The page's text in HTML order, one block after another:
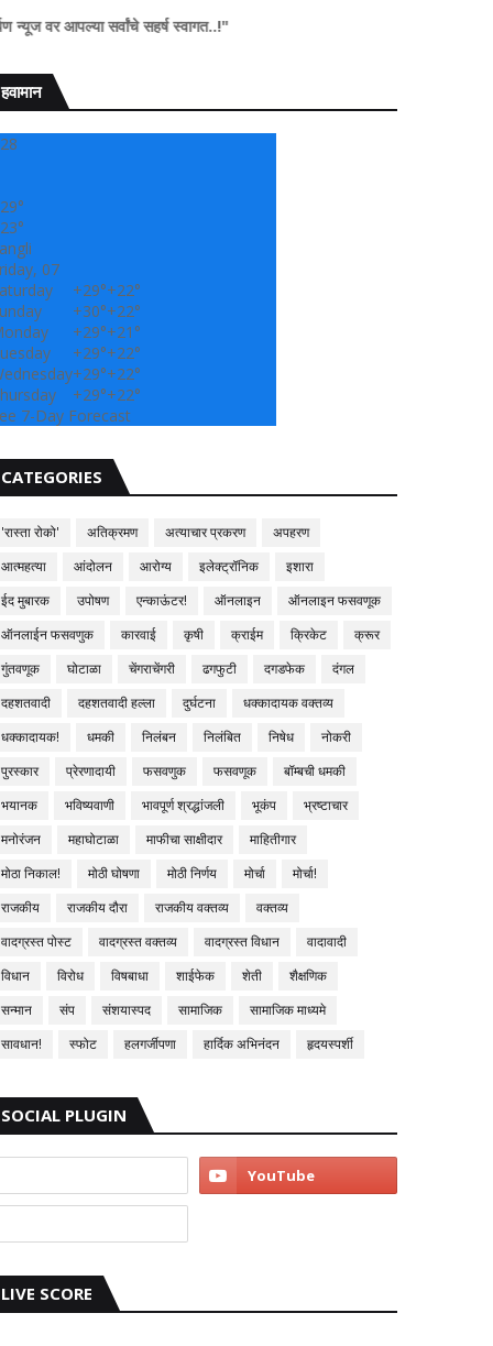
सर्वांचे सहर्ष स्वागत..!"
हवामान
28
29°
23°
07
+29°+22°
+30°+22°
+29°+21°
+29°+22°
+29°+22°
+29°+22°
7-Day Forecast
CATEGORIES
'रास्ता रोको' अतिक्रमण अत्याचार प्रकरण
अपहरण
आत्महत्या
आंदोलन आरोग्य इलेक्ट्रॉनिक
इशारा
ईद मुबारक
उपोषण एन्काऊंटर! ऑनलाइन
ऑनलाइन फसवणूक
ऑनलाईन फसवणुक
कारवाई कृषी क्राईम क्रिकेट
क्रूर
गुंतवणूक
घोटाळा चेंगराचेंगरी ढगफुटी दगडफेक
दंगल
दहशतवादी
दहशतवादी हल्ला दुर्घटना
धक्कादायक वक्तव्य
धक्कादायक!
धमकी निलंबन निलंबित निषेध
नोकरी
पुरस्कार
प्रेरणादायी फसवणुक फसवणूक
बॉम्बची धमकी
भयानक
भविष्यवाणी भावपूर्ण श्रद्धांजली भूकंप
भ्रष्टाचार
मनोरंजन
महाघोटाळा माफीचा साक्षीदार
माहितीगार
मोठा निकाल!
मोठी घोषणा मोठी निर्णय मोर्चा
मोर्चा!
राजकीय
राजकीय दौरा राजकीय वक्तव्य
वक्तव्य
वादग्रस्त पोस्ट
वादग्रस्त वक्तव्य वादग्रस्त विधान
वादावादी
विधान
विरोध विषबाधा शाईफेक शेती
शैक्षणिक
सन्मान
संप संशयास्पद सामाजिक
सामाजिक माध्यमे
सावधान!
स्फोट हलगर्जीपणा हार्दिक अभिनंदन हृदयस्पर्शी
SOCIAL PLUGIN
LIVE SCORE